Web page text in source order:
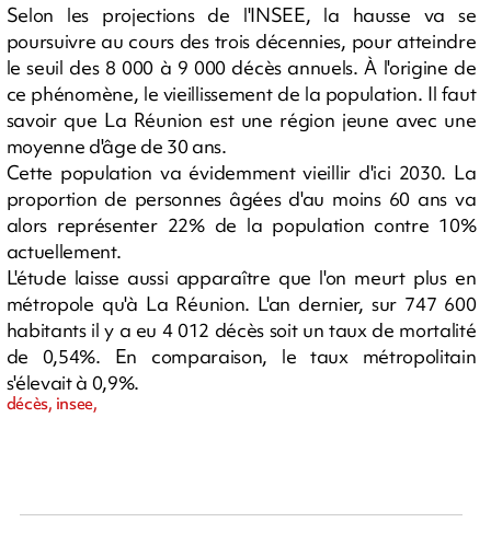
Selon les projections de l'INSEE, la hausse va se
poursuivre au cours des trois décennies, pour atteindre
le seuil des 8 000 à 9 000 décès annuels. À l'origine de
ce phénomène, le vieillissement de la population. Il faut
savoir que La Réunion est une région jeune avec une
moyenne d'âge de 30 ans.
Cette population va évidemment vieillir d'ici 2030. La
proportion de personnes âgées d'au moins 60 ans va
alors représenter 22% de la population contre 10%
actuellement.
L'étude laisse aussi apparaître que l'on meurt plus en
métropole qu'à La Réunion. L'an dernier, sur 747 600
habitants il y a eu 4 012 décès soit un taux de mortalité
de 0,54%. En comparaison, le taux métropolitain
s'élevait à 0,9%.
décès, insee,